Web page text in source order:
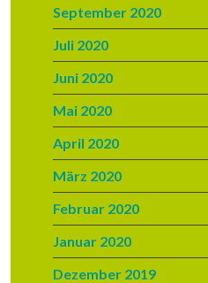
September 2020
Juli 2020
Juni 2020
Mai 2020
April 2020
März 2020
Februar 2020
Januar 2020
Dezember 2019